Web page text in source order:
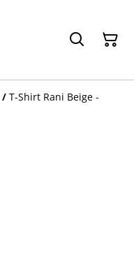
/ T-Shirt Rani Beige -